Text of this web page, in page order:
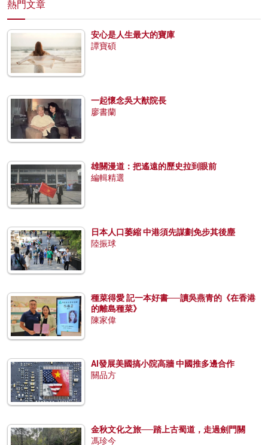
熱門文章
安心是人生最大的寶庫
譚寶碩
一起懷念吳大猷院長
廖書蘭
雄關漫道：把遙遠的歷史拉到眼前
編輯精選
日本人口萎縮 中港須先謀劃免步其後塵
陸振球
種菜得愛 記一本好書──讀吳燕青的《在香港
的離島種菜》
陳家偉
AI發展美國搞小院高牆 中國推多邊合作
關品方
金秋文化之旅──踏上古蜀道，走過劍門關
馮珍今